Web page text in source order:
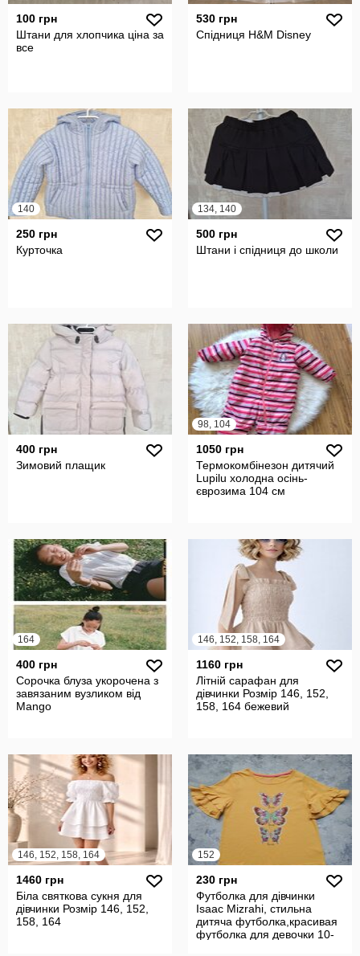
100 грн
Штани для хлопчика ціна за
все
530 грн
Спідниця H&M Disney
140
250 грн
Курточка
134, 140
500 грн
Штани і спідниця до школи
400 грн
Зимовий плащик
98, 104
1050 грн
Термокомбінезон дитячий
Lupilu холодна осінь-
єврозима 104 см
164
400 грн
Сорочка блуза укорочена з
завязаним вузликом від
Mango
146, 152, 158, 164
1160 грн
Літній сарафан для
дівчинки Розмір 146, 152,
158, 164 бежевий
146, 152, 158, 164
1460 грн
Біла святкова сукня для
дівчинки Розмір 146, 152,
158, 164
152
230 грн
Футболка для дівчинки
Isaac Mizrahi, стильна
дитяча футболка,красивая
футболка для девочки 10-